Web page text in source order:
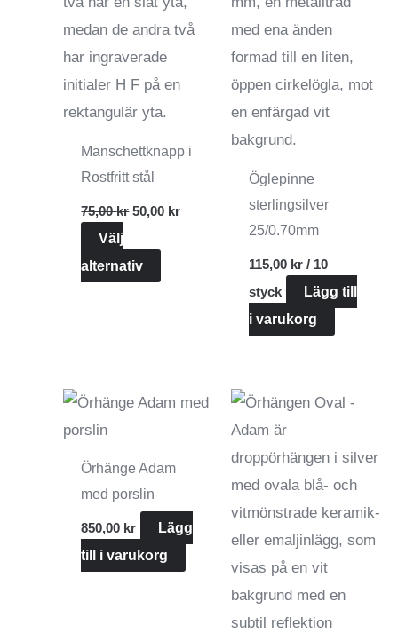
Manschettknapp i
Rostfritt stål
75,00kr Det
ursprungliga
75,00 kr.
50,00 kr
Välj
alternativ
varianter.
alternativen
kan
väljas
på
produktsidan
Öglepinne
sterlingsilver
25/0.70mm
115,00 kr/ 10
styck
Lägg till
i varukorg
Örhänge Adam
med porslin
850,00 kr
Lägg
till i varukorg